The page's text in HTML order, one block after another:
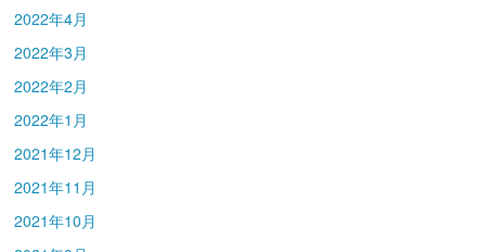
2022年4月
2022年3月
2022年2月
2022年1月
2021年12月
2021年11月
2021年10月